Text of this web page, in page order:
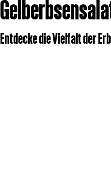
Entdecke die Vielfalt der